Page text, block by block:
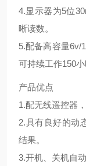
4.显示器为5位
晰读数。
5.配备高容量6v/
可持续工作150小
产品优点
1.配无线遥控器
2.具有良好的动
结果。
3.开机、关机自